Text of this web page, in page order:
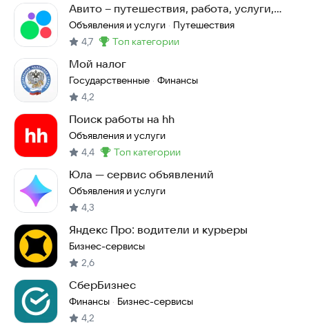
Авито – путешествия, работа, услуги,
авто
Объявления и услуги · Путешествия
4,7
Метка:
топ категории
Мой налог
Государственные · Финансы
4,2
Поиск работы на hh
Объявления и услуги
4,4
Метка:
топ категории
Юла — сервис объявлений
Объявления и услуги
4,3
Яндекс Про: водители и курьеры
Бизнес-сервисы
2,6
СберБизнес
Финансы · Бизнес-сервисы
4,2